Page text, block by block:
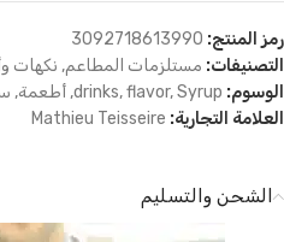
رمز المنتج: 3092718613990
التصنيفات: مستلزمات المطاعم, نكهات
الوسوم:
drinks,flavor,Syrup
, أطعمة,
العلامة التجارية: Mathieu Teisseire
الشحن والتسليم